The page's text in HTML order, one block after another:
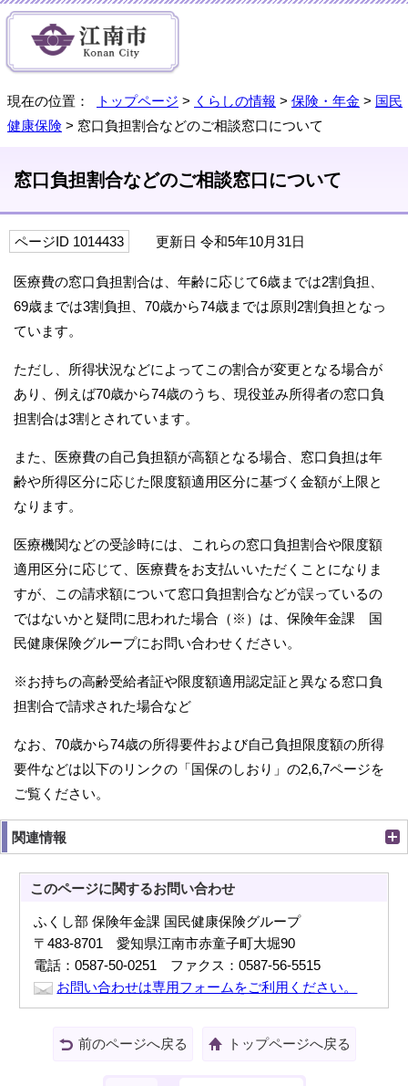
現在の位置： トップページ > くらしの情報 > 保険・年金 > 国民
健康保険 > 窓口負担割合などのご相談窓口について
窓口負担割合などのご相談窓口について
ページID 1014433 更新日 令和5年10月31日
医療費の窓口負担割合は、年齢に応じて6歳までは2割負担、
69歳までは3割負担、70歳から74歳までは原則2割負担となっ
ています。
ただし、所得状況などによってこの割合が変更となる場合が
あり、例えば70歳から74歳のうち、現役並み所得者の窓口負
担割合は3割とされています。
また、医療費の自己負担額が高額となる場合、窓口負担は年
齢や所得区分に応じた限度額適用区分に基づく金額が上限と
なります。
医療機関などの受診時には、これらの窓口負担割合や限度額
適用区分に応じて、医療費をお支払いいただくことになりま
すが、この請求額について窓口負担割合などが誤っているの
ではないかと疑問に思われた場合（※）は、保険年金課 国
民健康保険グループにお問い合わせください。
※お持ちの高齢受給者証や限度額適用認定証と異なる窓口負
担割合で請求された場合など
なお、70歳から74歳の所得要件および自己負担限度額の所得
要件などは以下のリンクの「国保のしおり」の2,6,7ページを
ご覧ください。
関連情報
このページに関するお問い合わせ
ふくし部 保険年金課 国民健康保険グループ
〒483-8701 愛知県江南市赤童子町大堀90
電話：0587-50-0251 ファクス：0587-56-5515
お問い合わせは専用フォームをご利用ください。
前のページへ戻る トップページへ戻る